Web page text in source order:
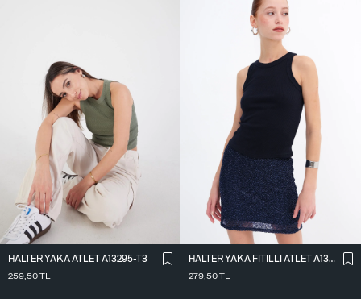
HALTER YAKA ATLET A13295-T3
259,50TL
HALTER YAKA FITILLI ATLET A13294-L7
279,50TL